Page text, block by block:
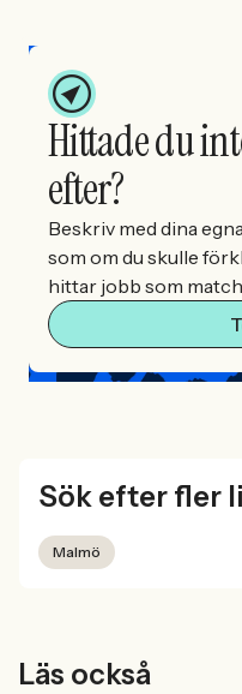
Hittade du
efter?
Beskriv med dina
som om du skulle
hittar jobb som
Sök efter fler
Malmö
Läs också